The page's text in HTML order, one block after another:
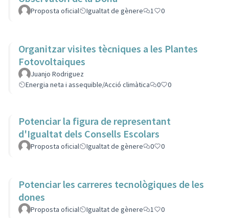
Proposta oficial Igualtat de gènere 1 0
Organitzar visites tècniques a les Plantes
Fotovoltaiques
Juanjo Rodriguez
Energia neta i assequible/Acció climàtica
0 0
Potenciar la figura de representant
d'Igualtat dels Consells Escolars
Proposta oficial Igualtat de gènere 0 0
Potenciar les carreres tecnològiques de les
dones
Proposta oficial Igualtat de gènere 1 0